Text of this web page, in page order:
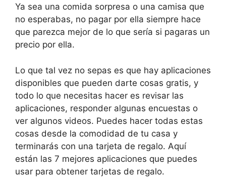
Ya sea una comida sorpresa o una camisa que
no esperabas, no pagar por ella siempre hace
que parezca mejor de lo que sería si pagaras un
precio por ella.
Lo que tal vez no sepas es que hay aplicaciones
disponibles que pueden darte cosas gratis, y
todo lo que necesitas hacer es revisar las
aplicaciones, responder algunas encuestas o
ver algunos videos. Puedes hacer todas estas
cosas desde la comodidad de tu casa y
terminarás con una tarjeta de regalo. Aquí
están las 7 mejores aplicaciones que puedes
usar para obtener tarjetas de regalo.